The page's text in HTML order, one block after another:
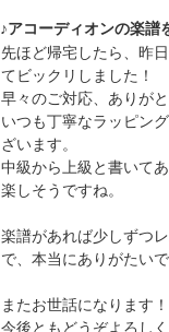
♪アコーディオンの楽譜
先ほど帰宅したら、昨
てビックリしました！
早々のご対応、ありが
いつも丁寧なラッピン
ざいます。
中級から上級と書いて
楽しそうですね。
楽譜があれば少しずつ
で、本当にありがたいで
またお世話になります！
今後ともどうぞよろしく